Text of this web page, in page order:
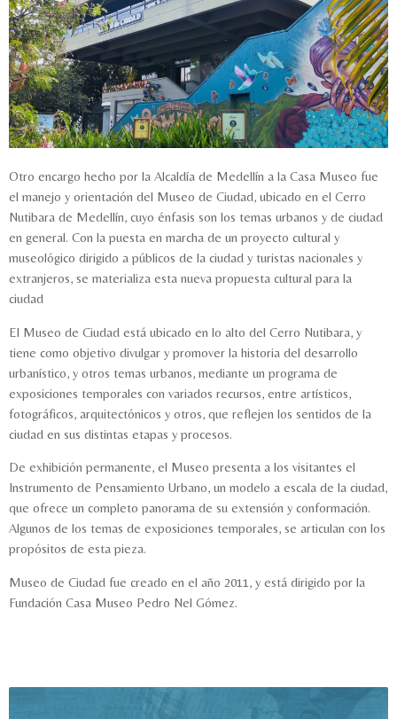
Otro encargo hecho por la Alcaldía de Medellín a la Casa Museo fue
el manejo y orientación del Museo de Ciudad, ubicado en el Cerro
Nutibara de Medellín, cuyo énfasis son los temas urbanos y de ciudad
en general. Con la puesta en marcha de un proyecto cultural y
museológico dirigido a públicos de la ciudad y turistas nacionales y
extranjeros, se materializa esta nueva propuesta cultural para la
ciudad
El Museo de Ciudad está ubicado en lo alto del Cerro Nutibara, y
tiene como objetivo divulgar y promover la historia del desarrollo
urbanístico, y otros temas urbanos, mediante un programa de
exposiciones temporales con variados recursos, entre artísticos,
fotográficos, arquitectónicos y otros, que reflejen los sentidos de la
ciudad en sus distintas etapas y procesos.
De exhibición permanente, el Museo presenta a los visitantes el
Instrumento de Pensamiento Urbano, un modelo a escala de la ciudad,
que ofrece un completo panorama de su extensión y conformación.
Algunos de los temas de exposiciones temporales, se articulan con los
propósitos de esta pieza.
Museo de Ciudad fue creado en el año 2011, y está dirigido por la
Fundación Casa Museo Pedro Nel Gómez.